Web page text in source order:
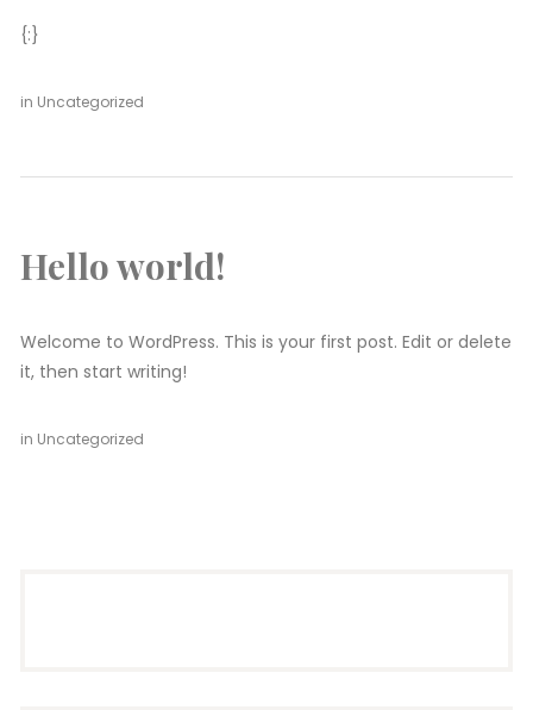
{:}
septiembre
by
in Uncategorized
Hello world!
Welcome to WordPress. This is your first post. Edit or delete
it, then start writing!
junio
by
1in Uncategorized